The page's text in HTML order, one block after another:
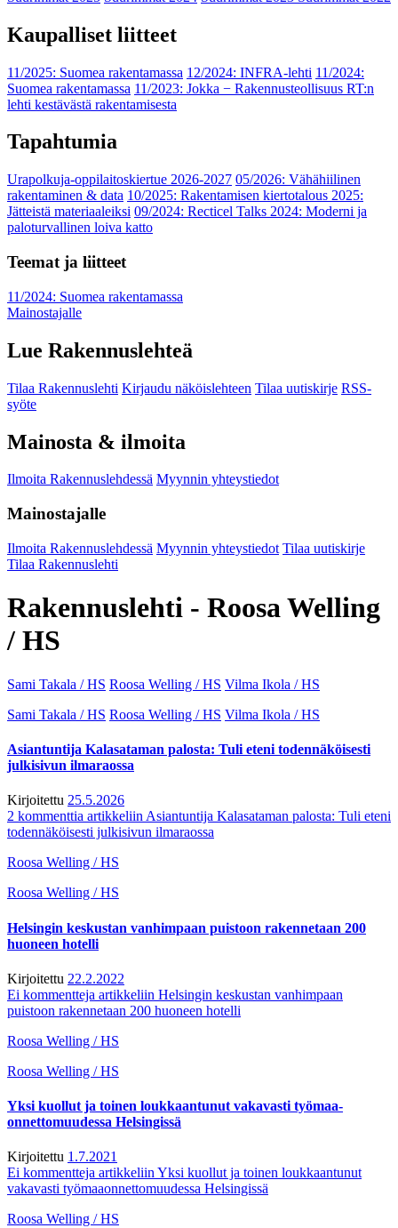
Kaupalliset liitteet
11/2025: Suomea rakentamassa 12/2024: INFRA-lehti 11/2024:
Suomea rakentamassa 11/2023: Jokka − Rakennusteollisuus RT:n
lehti kestävästä rakentamisesta
Tapahtumia
Urapolkuja-oppilaitoskiertue 2026-2027 05/2026: Vähähiilinen
rakentaminen & data 10/2025: Rakentamisen kiertotalous 2025:
Jätteistä materiaaleiksi 09/2024: Recticel Talks 2024: Moderni ja
paloturvallinen loiva katto
Teemat ja liitteet
11/2024: Suomea rakentamassa
Mainostajalle
Lue Rakennuslehteä
Tilaa Rakennuslehti Kirjaudu näköislehteen Tilaa uutiskirje RSS-
syöte
Mainosta & ilmoita
Ilmoita Rakennuslehdessä Myynnin yhteystiedot
Mainostajalle
Ilmoita Rakennuslehdessä Myynnin yhteystiedot Tilaa uutiskirje
Tilaa Rakennuslehti
Rakennuslehti - Roosa Welling
/ HS
Sami Takala / HS Roosa Welling / HS Vilma Ikola / HS
Sami Takala / HS Roosa Welling / HS Vilma Ikola / HS
Asiantuntija Kalasataman palosta: Tuli eteni todennäköisesti
julkisivun ilmaraossa
Kirjoitettu 25.5.2026
2 kommenttia artikkeliin Asiantuntija Kalasataman palosta: Tuli eteni
todennäköisesti julkisivun ilmaraossa
Roosa Welling / HS
Roosa Welling / HS
Helsingin keskustan vanhimpaan puistoon rakennetaan 200
huoneen hotelli
Kirjoitettu 22.2.2022
Ei kommentteja artikkeliin Helsingin keskustan vanhimpaan
puistoon rakennetaan 200 huoneen hotelli
Roosa Welling / HS
Roosa Welling / HS
Yksi kuollut ja toinen loukkaantunut vakavasti työmaa­
onnettomuudessa Helsingissä
Kirjoitettu 1.7.2021
Ei kommentteja artikkeliin Yksi kuollut ja toinen loukkaantunut
vakavasti työmaa­onnettomuudessa Helsingissä
Roosa Welling / HS